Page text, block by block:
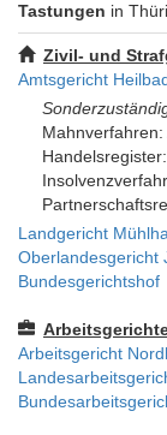
Tastungen in
Zivil- und
Amtsgericht
Mahnverfahren:
Handelsregister:
Landgericht
Oberlandesgericht
Bundesgerichtshof
Arbeitsgericht